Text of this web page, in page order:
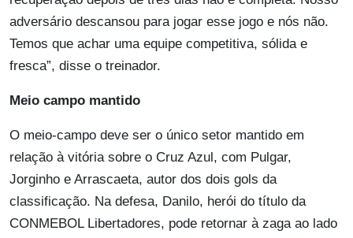
adversário descansou para jogar esse jogo e nós não.
Temos que achar uma equipe competitiva, sólida e
fresca”, disse o treinador.
Meio campo mantido
O meio-campo deve ser o único setor mantido em
relação à vitória sobre o Cruz Azul, com Pulgar,
Jorginho e Arrascaeta, autor dos dois gols da
classificação. Na defesa, Danilo, herói do título da
CONMEBOL Libertadores, pode retornar à zaga ao lado